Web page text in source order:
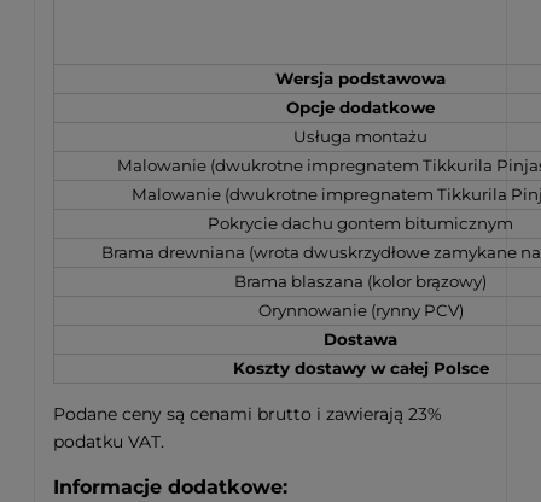
Wersja podstawowa
Opcje dodatkowe
Usługa montażu
Malowanie (dwukrotne impregnatem Tikkurila
Malowanie (dwukrotne impregnatem Tikkurila
Pokrycie dachu gontem bitumicznym
Brama drewniana (wrota dwuskrzydłowe zamykane
Brama blaszana (kolor brązowy)
Orynnowanie (rynny PCV)
Dostawa
Koszty dostawy w całej Polsce
Podane ceny są cenami brutto i zawierają 23%
podatku VAT.
Informacje dodatkowe: